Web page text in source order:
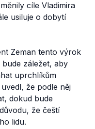
cíle Vladimira
usiluje o dobytí
Zeman tento výrok
záležet, aby
uprchlíkům
že podle něj
dokud bude
že čeští
lidu.